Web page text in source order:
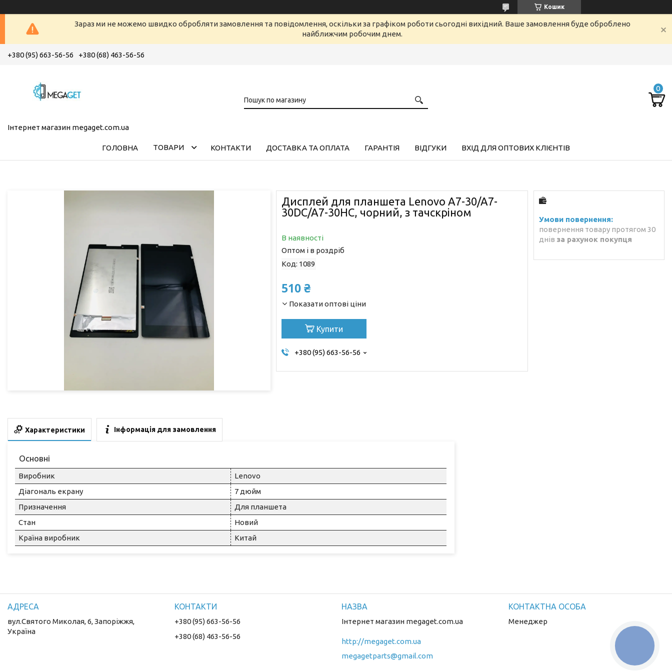
Кошик
Зараз ми не можемо швидко обробляти замовлення та повідомлення, оскільки за графіком роботи сьогодні вихідний. Ваше замовлення буде оброблено
найближчим робочим днем.
+380 (95) 663-56-56 +380 (68) 463-56-56
Інтернет магазин megaget.com.ua
ГОЛОВНА ТОВАРИ КОНТАКТИ ДОСТАВКА ТА ОПЛАТА ГАРАНТІЯ ВІДГУКИ ВХІД ДЛЯ ОПТОВИХ КЛІЄНТІВ
Дисплей для планшета Lenovo A7-30/A7-
30DC/A7-30HC, чорний, з тачскріном
В наявності
Оптом і в роздріб
Код: 1089
510 ₴
Показати оптові ціни
Купити
+380 (95) 663-56-56
повернення товару протягом 30
днів за рахунок покупця
Характеристики Інформація для замовлення
Основні
Виробник
Lenovo
Діагональ екрану
7 дюйм
Призначення
Для планшета
Стан
Новий
Країна виробник
Китай
вул.Святого Миколая, 6, Запоріжжя,
Україна
+380 (95) 663-56-56
+380 (68) 463-56-56
Інтернет магазин megaget.com.ua
http://megaget.com.ua
megagetparts@gmail.com
Менеджер